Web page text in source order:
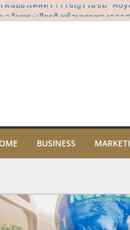
นีออร์เคสตร้าฯ เชิญร่วมชม
ฉลิมพระเกียรติ พร้อมบทเพลงคลา
อนคราฟต์ และสมาคมอุตสาหกรรม
BUSINESS